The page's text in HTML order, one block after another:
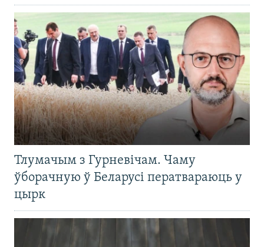
Тлумачым з Гурневічам. Чаму
ўборачную ў Беларусі ператвараюць у
цырк